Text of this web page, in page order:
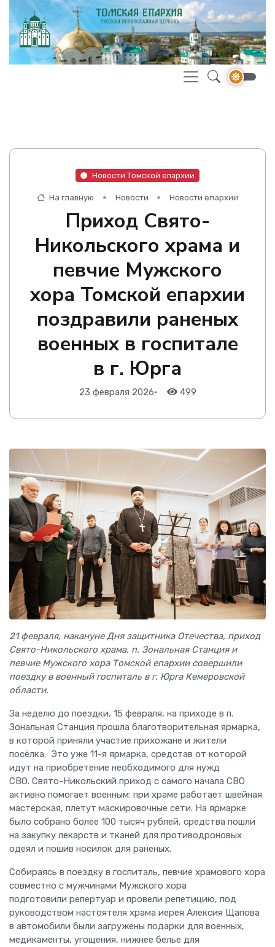
Новости Томской епархии
На главную Новости Новости епархии
Приход Свято-
Никольского храма и
певчие Мужского
хора Томской епархии
поздравили раненых
военных в госпитале
в г. Юрга
23 февраля 2026• 499
21 февраля, накануне Дня защитника Отечества, приход
Свято-Никольского храма, п. Зональная Станция и
певчие Мужского хора Томской епархии совершили
поездку в военный госпиталь в г. Юрга Кемеровской
области.
За неделю до поездки, 15 февраля, на приходе в п.
Зональная Станция прошла благотворительная ярмарка,
в которой приняли участие прихожане и жители
посёлка. Это уже 11-я ярмарка, средстав от которой
идут на приобретение необходимого для нужд
СВО. Свято-Никольский приход с самого начала СВО
активно помогает военным: при храме работает швейная
мастерская, плетут маскировочные сети. На ярмарке
было собрано более 100 тысяч рублей, средства пошли
на закупку лекарств и тканей для противодроновых
одеял и пошив носилок для раненых.
Собираясь в поездку в госпиталь, певчие храмового хора
совместно с мужчинами Мужского хора
подготовили репертуар и провели репетицию, под
руководством настоятеля храма иерея Алексия Щапова
в автомобили были загружены подарки для военных,
медикаменты, угощения, нижнее белье для